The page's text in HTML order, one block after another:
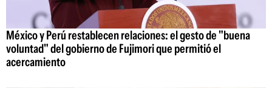
México y Perú restablecen relaciones: el gesto de "buena
voluntad" del gobierno de Fujimori que permitió el
acercamiento